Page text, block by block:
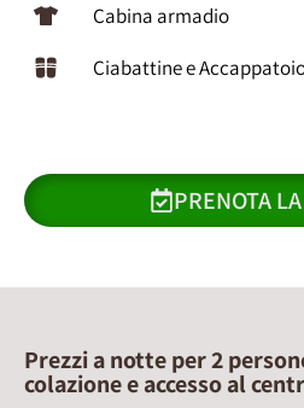
Cabina armadio
Ciabattine e
PRENOTA
Prezzi a notte per 2
colazione e accesso al